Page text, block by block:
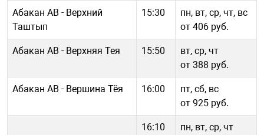
Абакан АВ - Верхний
Таштып
15:30
пн, вт, ср, чт, вс
от 406 руб.
Абакан АВ - Верхняя Тея 15:50
вт, ср, чт
от 388 руб.
Абакан АВ - Вершина Тёя 16:00
пт, сб, вс
от 925 руб.
16:10
пн, вт, ср, чт